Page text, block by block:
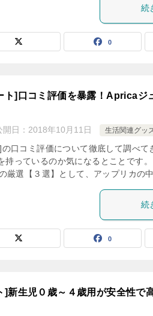
続
0
ト]口コミ評価を暴露！Apricaジ
開日： 2018年10月11日 生活関連グッ
口コミ評価について徹底して調べて
持っているのか気になるとことです
厳選【３選】として、アップリカの
続
0
]新生児０歳～４歳用が安全性で